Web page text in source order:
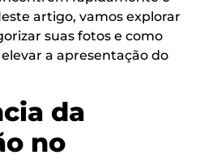
artigo, vamos explorar
suas fotos e como
a apresentação do
da
no